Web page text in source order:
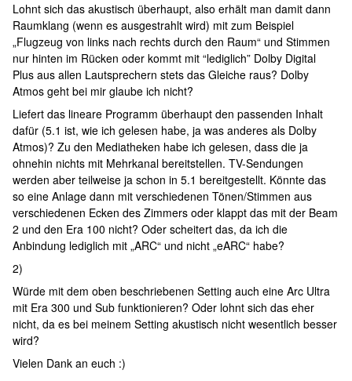
Lohnt sich das akustisch überhaupt, also erhält man damit dann
Raumklang (wenn es ausgestrahlt wird) mit zum Beispiel
„Flugzeug von links nach rechts durch den Raum“ und Stimmen
nur hinten im Rücken oder kommt mit “lediglich” Dolby Digital
Plus aus allen Lautsprechern stets das Gleiche raus? Dolby
Atmos geht bei mir glaube ich nicht?
Liefert das lineare Programm überhaupt den passenden Inhalt
dafür (5.1 ist, wie ich gelesen habe, ja was anderes als Dolby
Atmos)? Zu den Mediatheken habe ich gelesen, dass die ja
ohnehin nichts mit Mehrkanal bereitstellen. TV-Sendungen
werden aber teilweise ja schon in 5.1 bereitgestellt. Könnte das
so eine Anlage dann mit verschiedenen Tönen/Stimmen aus
verschiedenen Ecken des Zimmers oder klappt das mit der Beam
2 und den Era 100 nicht? Oder scheitert das, da ich die
Anbindung lediglich mit „ARC“ und nicht „eARC“ habe?
2)
Würde mit dem oben beschriebenen Setting auch eine Arc Ultra
mit Era 300 und Sub funktionieren? Oder lohnt sich das eher
nicht, da es bei meinem Setting akustisch nicht wesentlich besser
wird?
Vielen Dank an euch :)